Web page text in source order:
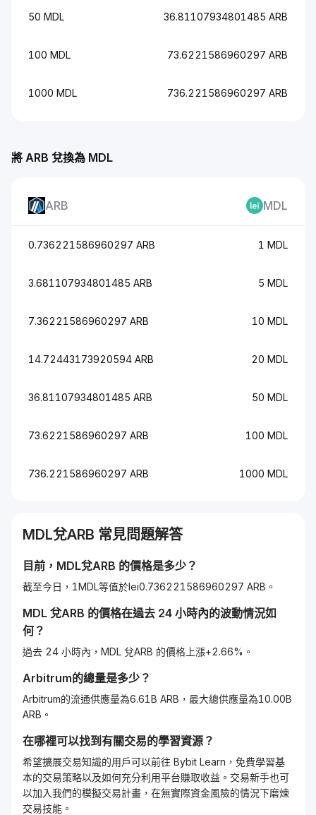
將 ARB 兌換為 MDL
ARB MDL
0.736221586960297 ARB 1 MDL
3.681107934801485 ARB 5 MDL
7.36221586960297 ARB 10 MDL
14.72443173920594 ARB 20 MDL
36.81107934801485 ARB 50 MDL
73.6221586960297 ARB 100 MDL
736.221586960297 ARB 1000 MDL
50 MDL 36.81107934801485 ARB
100 MDL 73.6221586960297 ARB
1000 MDL 736.221586960297 ARB
MDL兌ARB 常見問題解答
目前， MDL兌ARB 的價格是多少？
截至今日，1MDL等值於lei0.736221586960297 ARB。
MDL 兌ARB 的價格在過去 24 小時內的波動情況如
何？
過去 24 小時內，MDL 兌ARB 的價格上漲+2.66%。
Arbitrum的總量是多少？
Arbitrum的流通供應量為6.61B ARB，最大總供應量為10.00B
ARB。
在哪裡可以找到有關交易的學習資源？
希望擴展交易知識的用戶可以前往 Bybit Learn，免費學習基
本的交易策略以及如何充分利用平台賺取收益。交易新手也可
以加入我們的模擬交易計畫，在無實際資金風險的情況下磨煉
交易技能。